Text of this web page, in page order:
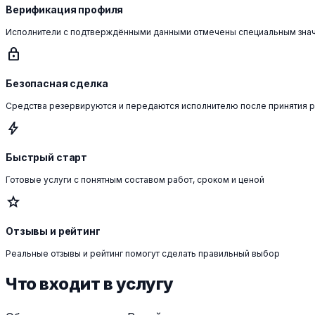
Верификация профиля
Исполнители с подтверждёнными данными отмечены специальным
lock
Безопасная сделка
Средства резервируются и передаются исполнителю после принятия
bolt
Быстрый старт
Готовые услуги с понятным составом работ, сроком и ценой
star
Отзывы и рейтинг
Реальные отзывы и рейтинг помогут сделать правильный выбор
Что входит в услугу